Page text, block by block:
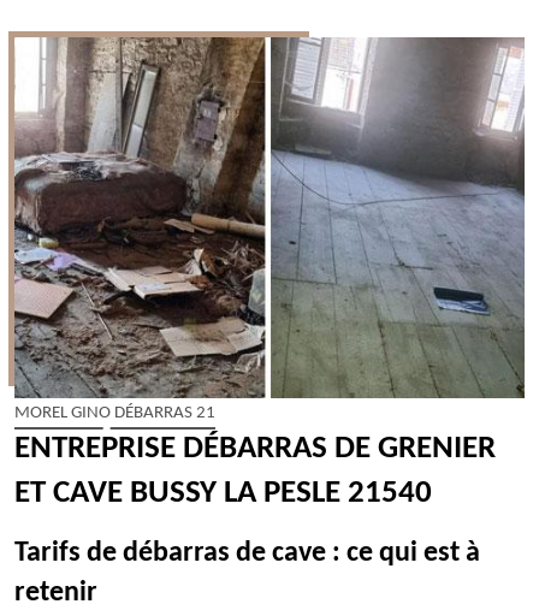
MOREL GINO DÉBARRAS 21
ENTREPRISE DÉBARRAS DE GRENIER
ET CAVE BUSSY LA PESLE 21540
Tarifs de débarras de cave : ce qui est à
retenir